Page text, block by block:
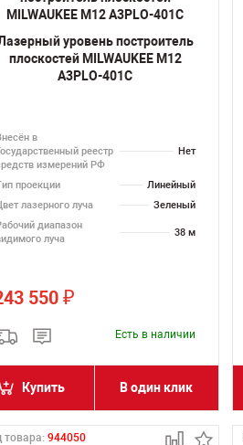
уровень построитель
плоскостей MILWAUKEE M12
A3PLO-401C
в
реестр
измерений РФ
Нет
проекции
Линейный
лазерного луча
Зеленый
диапазон
луча
38 м
550 ₽
Есть в наличии
Купить В один клик
товара: 944050